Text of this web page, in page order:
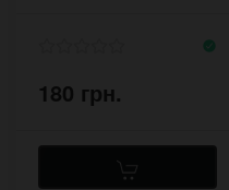
180 грн.